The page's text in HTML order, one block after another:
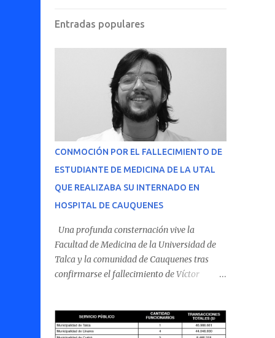
Entradas populares
CONMOCIÓN POR EL FALLECIMIENTO DE
ESTUDIANTE DE MEDICINA DE LA UTAL
QUE REALIZABA SU INTERNADO EN
HOSPITAL DE CAUQUENES
Una profunda consternación vive la
Facultad de Medicina de la Universidad de
Talca y la comunidad de Cauquenes tras
confirmarse el fallecimiento de Víctor
Cauquenes. De acuerdo con los antecedentes
conocidos, el joven se presentó a cumplir su